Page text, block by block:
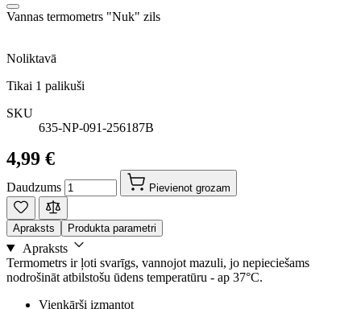
Vannas termometrs "Nuk" zils
Noliktavā
Tikai 1 palikuši
SKU
635-NP-091-256187B
4,99 €
Daudzums Pievienot grozam
Apraksts Produkta parametri
Apraksts
Termometrs ir ļoti svarīgs, vannojot mazuli, jo nepieciešams
nodrošināt atbilstošu ūdens temperatūru - ap 37°C.
Vienkārši izmantot